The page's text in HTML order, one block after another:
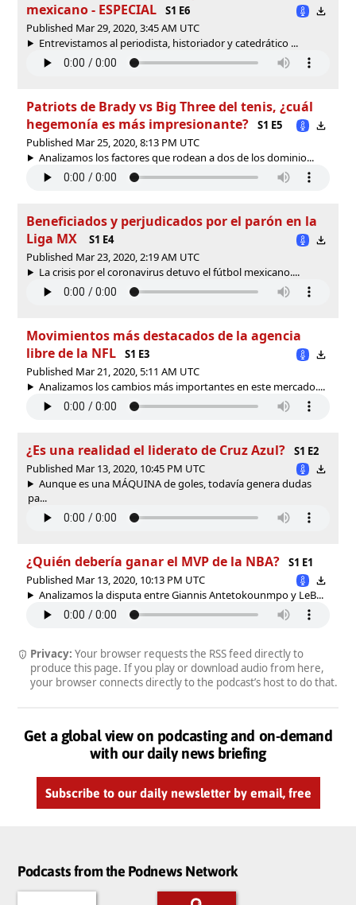
mexicano - ESPECIAL
S1 E6
Published Mar 29, 2020, 3:45 AM UTC
Entrevistamos al periodista, historiador y catedrático ...
Patriots de Brady vs Big Three del tenis, ¿cuál
hegemonía es más impresionante?
S1 E5
Published Mar 25, 2020, 8:13 PM UTC
Analizamos los factores que rodean a dos de los dominio...
Beneficiados y perjudicados por el parón en la
Liga MX
S1 E4
Published Mar 23, 2020, 2:19 AM UTC
La crisis por el coronavirus detuvo el fútbol mexicano....
Movimientos más destacados de la agencia
libre de la NFL
S1 E3
Published Mar 21, 2020, 5:11 AM UTC
Analizamos los cambios más importantes en este mercado....
¿Es una realidad el liderato de Cruz Azul?
S1 E2
Published Mar 13, 2020, 10:45 PM UTC
Aunque es una MÁQUINA de goles, todavía genera dudas
pa...
¿Quién debería ganar el MVP de la NBA?
S1 E1
Published Mar 13, 2020, 10:13 PM UTC
Analizamos la disputa entre Giannis Antetokounmpo y LeB...
Privacy: Your browser requests the RSS feed directly to
produce this page. If you play or download audio from here,
your browser connects directly to the podcast’s host to do that.
Get a global view on podcasting and on-demand
with our daily news briefing
Subscribe to our daily newsletter by email, free
Podcasts from the Podnews Network